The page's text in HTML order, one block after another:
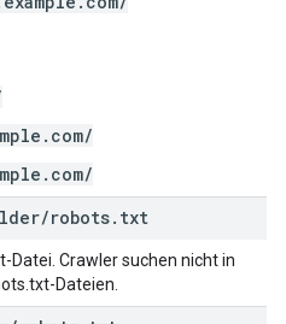
/robots. txt
Datei. Crawler suchen nicht in
Dateien.